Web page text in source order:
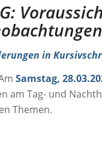
in
Samstag,
am Tag- und
Themen.